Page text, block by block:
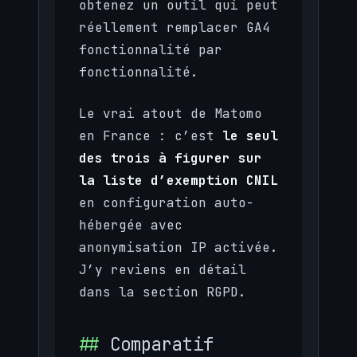
obtenez un outil qui peut
réellement remplacer GA4
fonctionnalité par
fonctionnalité.
Le vrai atout de Matomo
en France : c’est le seul
des trois à figurer sur
la liste d’exemption CNIL
en configuration auto-
hébergée avec
anonymisation IP activée.
J’y reviens en détail
dans la section RGPD.
Comparatif